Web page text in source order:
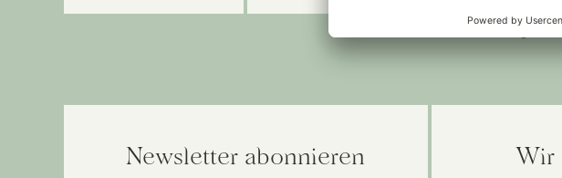
Kundenbewertungen
Newsletter abonnieren Wir